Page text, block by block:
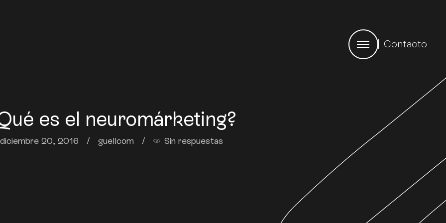
Contacto
es el neuromárketing?
diciembre 20, 2016 / guellcom / Sin respuestas